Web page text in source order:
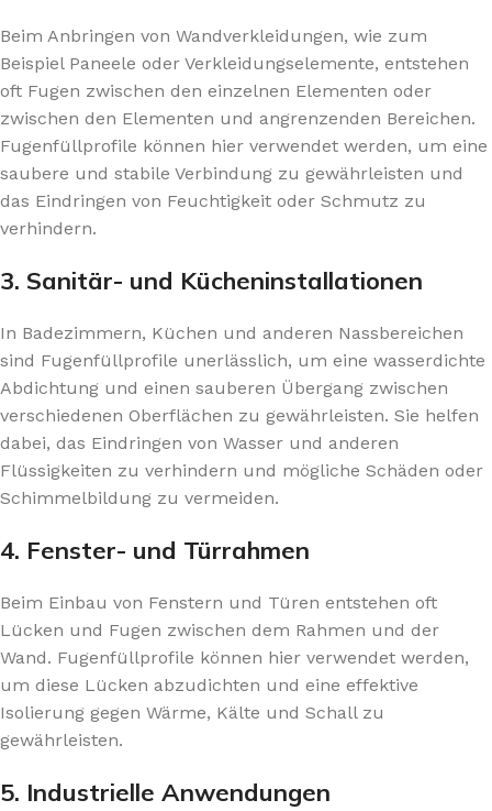
Beim Anbringen von Wandverkleidungen, wie zum
Beispiel Paneele oder Verkleidungselemente, entstehen
oft Fugen zwischen den einzelnen Elementen oder
zwischen den Elementen und angrenzenden Bereichen.
Fugenfüllprofile können hier verwendet werden, um eine
saubere und stabile Verbindung zu gewährleisten und
das Eindringen von Feuchtigkeit oder Schmutz zu
verhindern.
3. Sanitär- und Kücheninstallationen
In Badezimmern, Küchen und anderen Nassbereichen
sind Fugenfüllprofile unerlässlich, um eine wasserdichte
Abdichtung und einen sauberen Übergang zwischen
verschiedenen Oberflächen zu gewährleisten. Sie helfen
dabei, das Eindringen von Wasser und anderen
Flüssigkeiten zu verhindern und mögliche Schäden oder
Schimmelbildung zu vermeiden.
4. Fenster- und Türrahmen
Beim Einbau von Fenstern und Türen entstehen oft
Lücken und Fugen zwischen dem Rahmen und der
Wand. Fugenfüllprofile können hier verwendet werden,
um diese Lücken abzudichten und eine effektive
Isolierung gegen Wärme, Kälte und Schall zu
gewährleisten.
5. Industrielle Anwendungen